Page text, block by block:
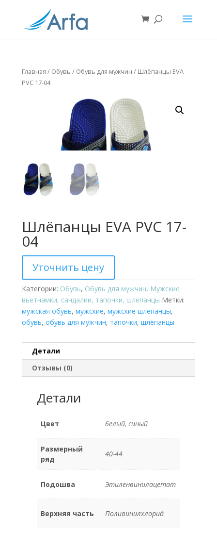
Главная / Обувь / Обувь для мужчин / Шлёпанцы EVA
PVC 17-04
Шлёпанцы EVA PVC 17-
04
Уточнить цену
Категории: Обувь, Обувь для мужчин, Мужские
вьетнамки, сандалии, тапочки, шлёпанцы Метки:
мужская обувь, мужские, мужские шлёпанцы,
обувь, обувь для мужчин, тапочки, шлёпанцы
Детали
Отзывы (0)
Детали
Цвет белый, синый
Размерный
ряд
40-44
Подошва Этиленвинилацетат
Верхняя часть Поливинилхлорид